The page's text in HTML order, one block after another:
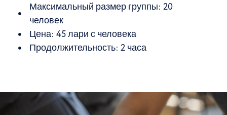
Максимальный размер группы: 20
человек
Цена: 45 лари с человека
Продолжительность: 2 часа